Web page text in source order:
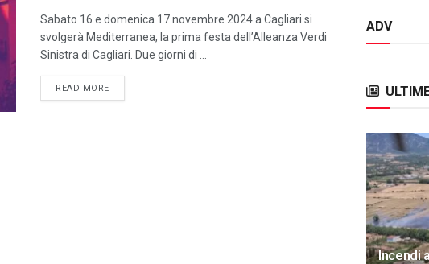
Sabato 16 e domenica 17 novembre 2024 a Cagliari si
svolgerà Mediterranea, la prima festa dell’Alleanza Verdi
Sinistra di Cagliari. Due giorni di ...
READ MOREDETAILS
ADV
Incendi